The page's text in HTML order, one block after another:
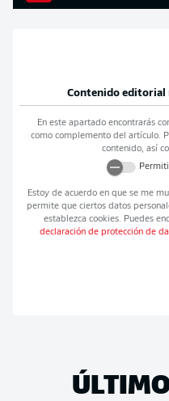
Contenido editorial
En este apartado encontrarás
como complemento del artículo.
contenido, así
Estoy de acuerdo en que se me
permite que ciertos datos
establezca cookies. Puedes
declaración de protección de